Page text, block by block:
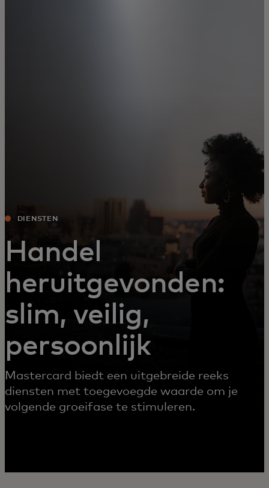
DIENSTEN
Handel
heruitgevonden:
slim, veilig,
persoonlijk
Mastercard biedt een uitgebreide reeks
diensten met toegevoegde waarde om je
volgende groeifase te stimuleren.